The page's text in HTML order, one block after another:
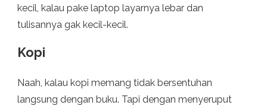
kecil, kalau pake laptop layarnya lebar dan
tulisannya gak kecil-kecil.
Kopi
Naah, kalau kopi memang tidak bersentuhan
langsung dengan buku. Tapi dengan menyeruput